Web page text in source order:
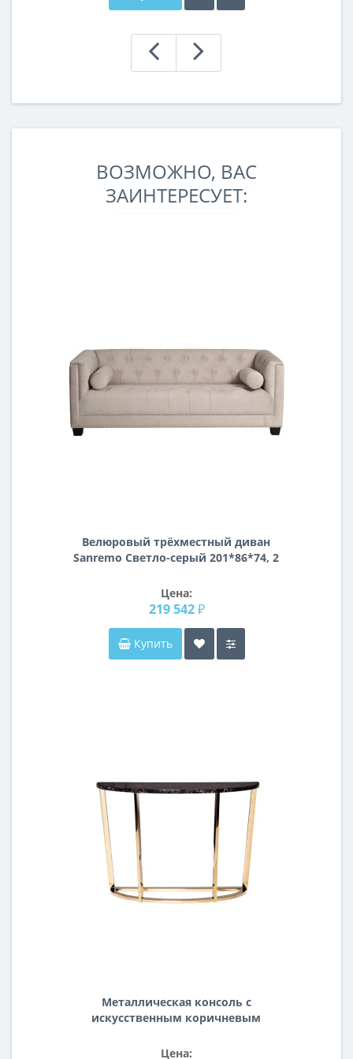
ВОЗМОЖНО, ВАС
ЗАИНТЕРЕСУЕТ:
Велюровый трёхместный диван
Sanremo Светло-серый 201*86*74, 2
Цена:
219 542 ₽
Купить
Металлическая консоль с
искусственным коричневым
Dark Emperador 120*40*80см 33FS-
Цена: